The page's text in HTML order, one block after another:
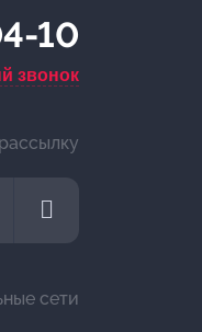
10
звонок
сети